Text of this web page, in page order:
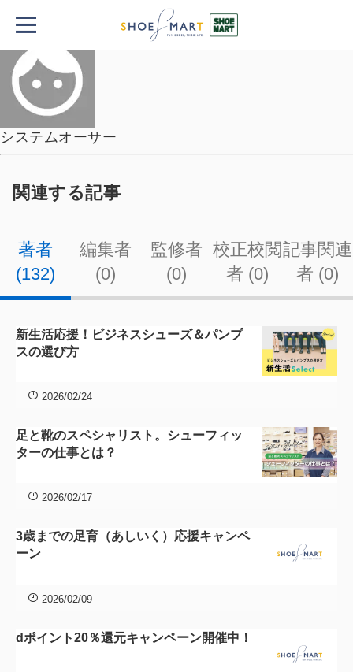
TOP 著者・監修者・校正校閲者一覧 システムオーサー
システムオーサー
関連する記事
著者
(132)
編集者
(0)
監修者
(0)
校正校閲
者 (0)
記事関連
者 (0)
新生活応援！ビジネスシューズ＆パンプ
スの選び方
2026/02/24
足と靴のスペシャリスト。シューフィッ
ターの仕事とは？
2026/02/17
3歳までの足育（あしいく）応援キャンペ
ーン
2026/02/09
dポイント20％還元キャンペーン開催中！